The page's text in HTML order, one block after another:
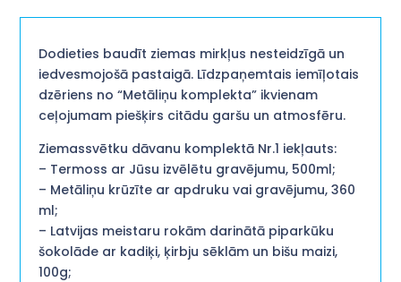
Dodieties baudīt ziemas mirkļus nesteidzīgā un
iedvesmojošā pastaigā. Līdzpaņemtais iemīļotais
dzēriens no “Metāliņu komplekta” ikvienam
ceļojumam piešķirs citādu garšu un atmosfēru.
Ziemassvētku dāvanu komplektā Nr.1 iekļauts:
– Termoss ar Jūsu izvēlētu gravējumu, 500ml;
– Metāliņu krūzīte ar apdruku vai gravējumu, 360
ml;
– Latvijas meistaru rokām darinātā piparkūku
šokolāde ar kadiķi, ķirbju sēklām un bišu maizi,
100g;